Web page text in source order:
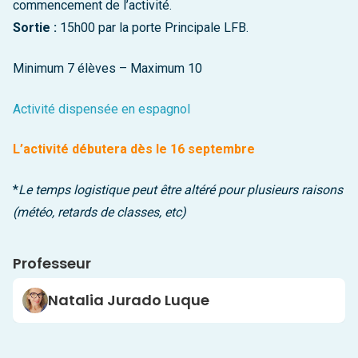
commencement de l’activité.
Sortie : 15h00 par la porte Principale LFB.
Minimum 7 élèves – Maximum 10
Activité dispensée en espagnol
L’activité débutera dès le 16 septembre
*Le temps logistique peut être altéré pour plusieurs raisons
(météo, retards de classes, etc)
Professeur
Natalia Jurado Luque